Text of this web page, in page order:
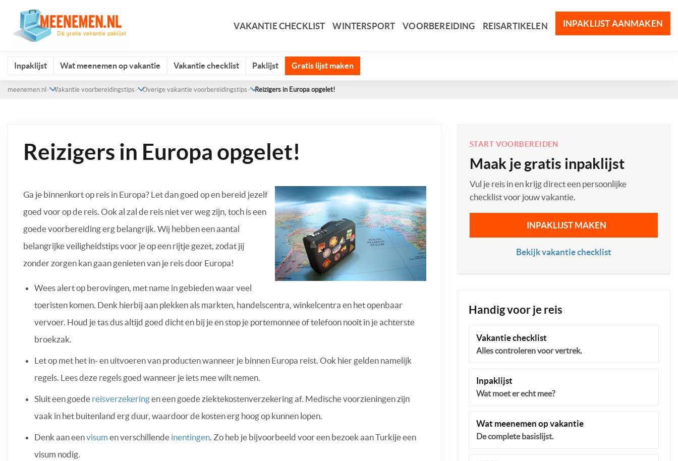
VAKANTIE CHECKLIST WINTERSPORT VOORBEREIDING REISARTIKELEN INPAKLIJST AANMAKEN
Inpaklijst Wat meenemen op vakantie Vakantie checklist Paklijst Gratis lijst maken
meenemen.nl Vakantie voorbereidingstips Overige vakantie voorbereidingstips Reizigers in Europa opgelet!
Reizigers in Europa opgelet!
Ga je binnenkort op reis in Europa? Let dan goed op en bereid jezelf
goed voor op de reis. Ook al zal de reis niet ver weg zijn, toch is een
goede voorbereiding erg belangrijk. Wij hebben een aantal
belangrijke veiligheidstips voor je op een rijtje gezet, zodat jij
zonder zorgen kan gaan genieten van je reis door Europa!
Wees alert op berovingen, met name in gebieden waar veel
toeristen komen. Denk hierbij aan plekken als markten, handelscentra, winkelcentra en het openbaar
vervoer. Houd je tas dus altijd goed dicht en bij je en stop je portemonnee of telefoon nooit in je achterste
broekzak.
Let op met het in- en uitvoeren van producten wanneer je binnen Europa reist. Ook hier gelden namelijk
regels. Lees deze regels goed wanneer je iets mee wilt nemen.
Sluit een goede reisverzekeringen een goede ziektekostenverzekering af. Medische voorzieningen zijn
vaak in het buitenland erg duur, waardoor de kosten erg hoog op kunnen lopen.
Denk aan eenvisum en verschillende inentingen . Zo heb je bijvoorbeeld voor een bezoek aan Turkije een
visum nodig.
START VOORBEREIDEN
Maak je gratis inpaklijst
Vul je reis in en krijg direct een persoonlijke
checklist voor jouw vakantie.
INPAKLIJST MAKEN
Bekijk vakantie checklist
Handig voor je reis
Vakantie checklist
Alles controleren voor vertrek.
Inpaklijst
Wat moet er echt mee?
Wat meenemen op vakantie
De complete basislijst.